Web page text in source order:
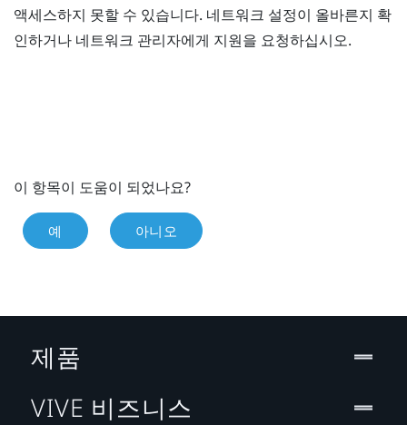
액세스하지 못할 수 있습니다. 네트워크 설정이 올바른지 확
인하거나 네트워크 관리자에게 지원을 요청하십시오.
이 항목이 도움이 되었나요?
예 아니오
제품
VIVE 비즈니스